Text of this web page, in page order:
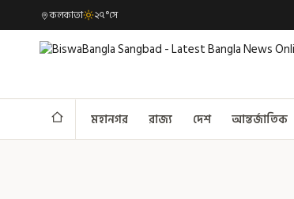
কলকাতা ২৭°সে
মহানগর রাজ্য দেশ আন্তর্জাতিক